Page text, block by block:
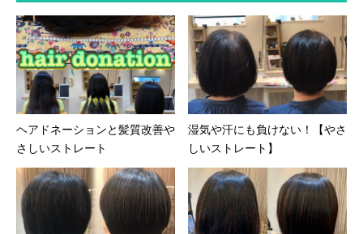
ヘアドネーションと髪質改善や
さしいストレート
湿気や汗にも負けない！【やさ
しいストレート】